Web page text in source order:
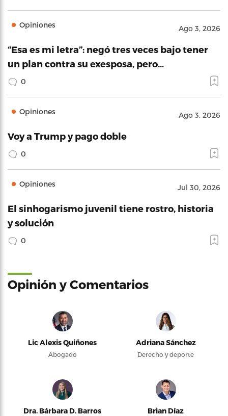
Opiniones Ago 3, 2026
“Esa es mi letra”: negó tres veces bajo tener
un plan contra su exesposa, pero…
0
Opiniones Ago 3, 2026
Voy a Trump y pago doble
0
Opiniones Jul 30, 2026
El sinhogarismo juvenil tiene rostro, historia
y solución
0
Opinión y Comentarios
Lic Alexis Quiñones
Abogado
Adriana Sánchez
Derecho y deporte
Dra. Bárbara D. Barros Brian Díaz